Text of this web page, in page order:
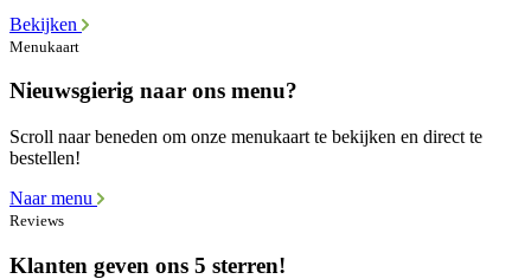
Bekijken
Menukaart
Nieuwsgierig naar ons menu?
Scroll naar beneden om onze menukaart te bekijken en direct te
bestellen!
Naar menu
Reviews
Klanten geven ons 5 sterren!